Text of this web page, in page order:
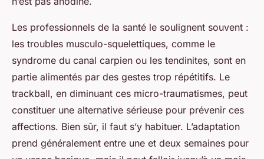
Les professionnels de la santé le soulignent souvent :
les troubles musculo-squelettiques, comme le
syndrome du canal carpien ou les tendinites, sont en
partie alimentés par des gestes trop répétitifs. Le
trackball, en diminuant ces micro-traumatismes, peut
constituer une alternative sérieuse pour prévenir ces
affections. Bien sûr, il faut s’y habituer. L’adaptation
prend généralement entre une et deux semaines pour